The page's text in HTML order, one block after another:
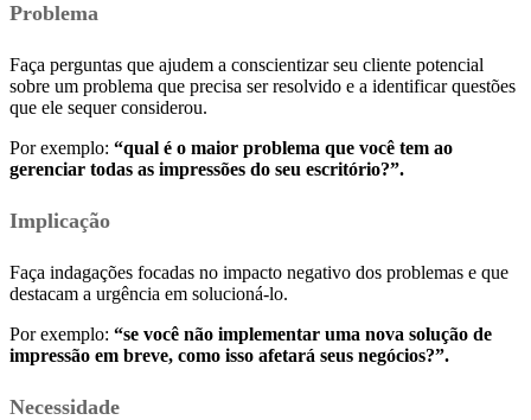
Problema
Faça perguntas que ajudem a conscientizar seu cliente potencial
sobre um problema que precisa ser resolvido e a identificar questões
que ele sequer considerou.
Por exemplo: “qual é o maior problema que você tem ao
gerenciar todas as impressões do seu escritório?”.
Implicação
Faça indagações focadas no impacto negativo dos problemas e que
destacam a urgência em solucioná-lo.
Por exemplo: “se você não implementar uma nova solução de
impressão em breve, como isso afetará seus negócios?”.
Necessidade